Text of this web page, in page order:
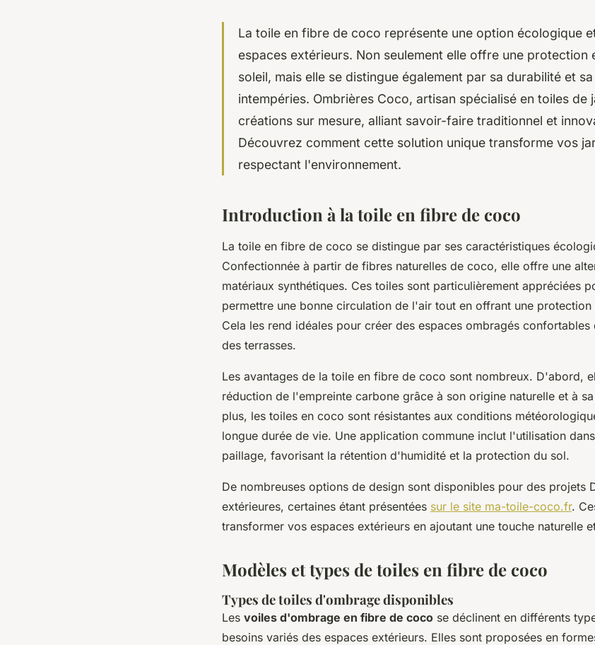
La toile en fibre de coco représente une option écologique
espaces extérieurs. Non seulement elle offre une protection
soleil, mais elle se distingue également par sa durabilité et
intempéries. Ombrières Coco, artisan spécialisé en toiles de
créations sur mesure, alliant savoir-faire traditionnel et
Découvrez comment cette solution unique transforme vos
respectant l'environnement.
Introduction à la toile en fibre de coco
La toile en fibre de coco se distingue par ses caractéristiques
Confectionnée à partir de fibres naturelles de coco, elle offre une
matériaux synthétiques. Ces toiles sont particulièrement appréciées
permettre une bonne circulation de l'air tout en offrant une
Cela les rend idéales pour créer des espaces ombragés confortables
des terrasses.
Les avantages de la toile en fibre de coco sont nombreux. D'abord,
réduction de l'empreinte carbone grâce à son origine naturelle et à
plus, les toiles en coco sont résistantes aux conditions
longue durée de vie. Une application commune inclut l'utilisation
paillage, favorisant la rétention d'humidité et la protection du sol.
De nombreuses options de design sont disponibles pour des projets
extérieures, certaines étant présentées sur le site ma-toile-coco.fr.
transformer vos espaces extérieurs en ajoutant une touche naturelle
Modèles et types de toiles en fibre de coco
Types de toiles d'ombrage disponibles
Les voiles d'ombrage en fibre de coco se déclinent en différents
besoins variés des espaces extérieurs. Elles sont proposées en